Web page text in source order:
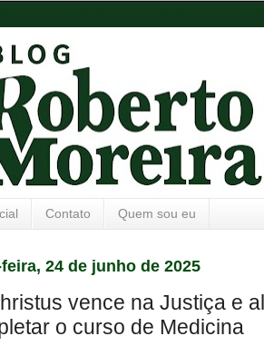
Contato Quem sou eu
24 de junho de 2025
vence na Justiça e
o curso de Medicina